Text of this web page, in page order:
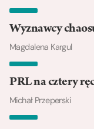
Wyznawcy
Magdalena Kargul
PRL na cztery
Michał Przeperski